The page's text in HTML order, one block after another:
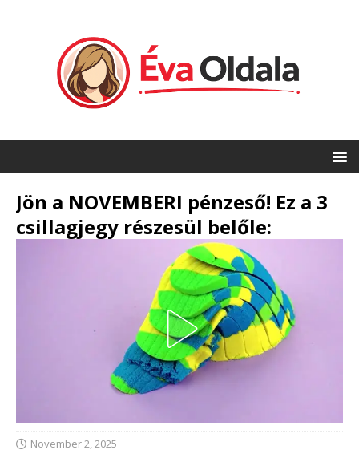
Jön a NOVEMBERI pénzeső! Ez a 3
csillagjegy részesül belőle:
November 2, 2025